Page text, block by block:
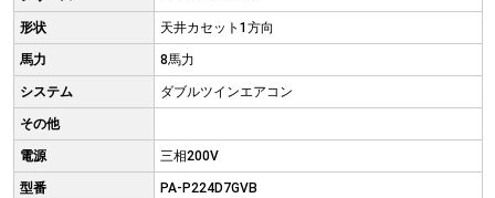
形状 天井カセット1方向
馬力 8馬力
システム ダブルツインエアコン
その他
電源 三相200V
型番 PA-P224D7GVB